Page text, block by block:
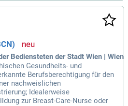
Bediensteten der Stadt Wien | Wien
Gesundheits- und
Berufsberechtigung für den
nachweislichen
Idealerweise
zur Breast-Care-Nurse oder